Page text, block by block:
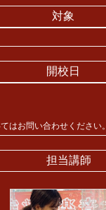
対象
開校日
はお問い合わせください。
担当講師